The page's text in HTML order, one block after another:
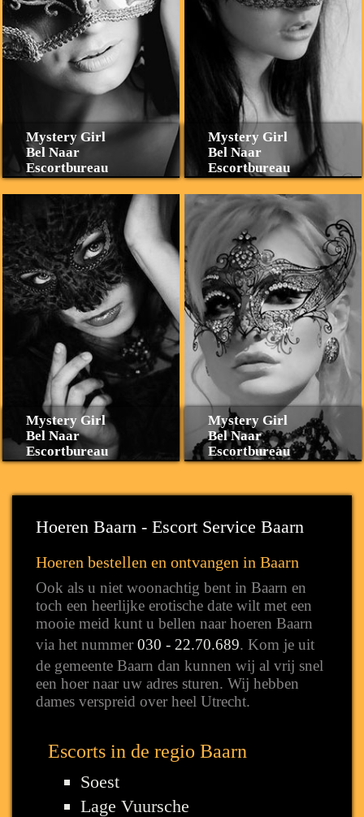
Mystery Girl
Bel Naar
Escortbureau
Mystery Girl
Bel Naar
Escortbureau
Mystery Girl
Bel Naar
Escortbureau
Mystery Girl
Bel Naar
Escortbureau
Hoeren Baarn - Escort Service Baarn
Hoeren bestellen en ontvangen in Baarn
Ook als u niet woonachtig bent in Baarn en
toch een heerlijke erotische date wilt met een
mooie meid kunt u bellen naar hoeren Baarn
via het nummer 030 - 22.70.689. Kom je uit
de gemeente Baarn dan kunnen wij al vrij snel
een hoer naar uw adres sturen. Wij hebben
dames verspreid over heel Utrecht.
Escorts in de regio Baarn
Soest
Lage Vuursche